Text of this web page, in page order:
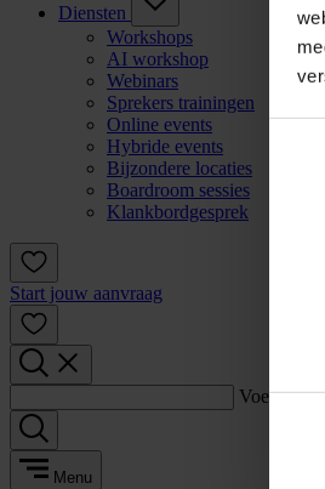
Diensten
Workshops
AI workshop
Webinars
Sprekers trainingen
Online events
Hybride events
Bijzondere locaties
Boardroom sessies
Klankbordgesprek
Start jouw aanvraag
Voer een
Menu